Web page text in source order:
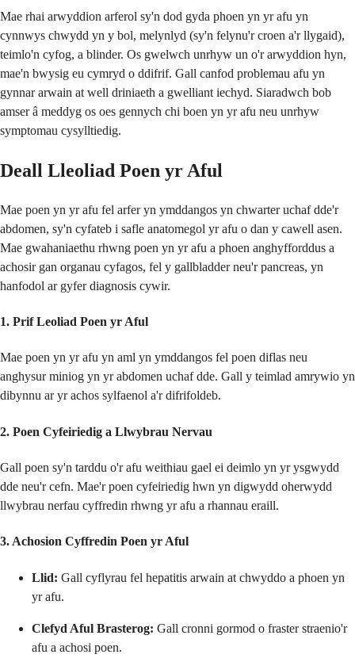
Mae rhai arwyddion arferol sy'n dod gyda phoen yn yr afu yn
cynnwys chwydd yn y bol, melynlyd (sy'n felynu'r croen a'r llygaid),
teimlo'n cyfog, a blinder. Os gwelwch unrhyw un o'r arwyddion hyn,
mae'n bwysig eu cymryd o ddifrif. Gall canfod problemau afu yn
gynnar arwain at well driniaeth a gwelliant iechyd. Siaradwch bob
amser â meddyg os oes gennych chi boen yn yr afu neu unrhyw
symptomau cysylltiedig.
Deall Lleoliad Poen yr Aful
Mae poen yn yr afu fel arfer yn ymddangos yn chwarter uchaf dde'r
abdomen, sy'n cyfateb i safle anatomegol yr afu o dan y cawell asen.
Mae gwahaniaethu rhwng poen yn yr afu a phoen anghyfforddus a
achosir gan organau cyfagos, fel y gallbladder neu'r pancreas, yn
hanfodol ar gyfer diagnosis cywir.
1. Prif Leoliad Poen yr Aful
Mae poen yn yr afu yn aml yn ymddangos fel poen diflas neu
anghysur miniog yn yr abdomen uchaf dde. Gall y teimlad amrywio yn
dibynnu ar yr achos sylfaenol a'r difrifoldeb.
2. Poen Cyfeiriedig a Llwybrau Nervau
Gall poen sy'n tarddu o'r afu weithiau gael ei deimlo yn yr ysgwydd
dde neu'r cefn. Mae'r poen cyfeiriedig hwn yn digwydd oherwydd
llwybrau nerfau cyffredin rhwng yr afu a rhannau eraill.
3. Achosion Cyffredin Poen yr Aful
Llid: Gall cyflyrau fel hepatitis arwain at chwyddo a phoen yn
yr afu.
Clefyd Aful Brasterog: Gall cronni gormod o fraster straenio'r
afu a achosi poen.